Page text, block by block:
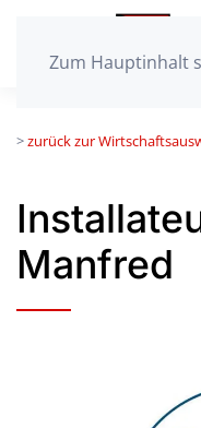
Zum Hauptinhalt
>zurück zur
Manfred